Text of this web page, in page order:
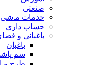
صنعتی
خدمات ماشی
حساب داری
باغبانی و
باغبان
سم